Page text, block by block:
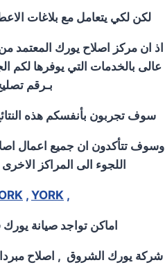
لكن لكي يتعامل مع بلاغات
اذ ان مركز اصلاح يورك المعتمد
عالى بالخدمات التي يوفرها لكم
بـرقم
سوف تجربون بأنفسكم هذه
وسوف تتأكدون ان جميع اعمال
اللجوء الى المراكز
,
, YORK
اماكن تواجد صيانة
شركة يورك الشروق , اصلاح